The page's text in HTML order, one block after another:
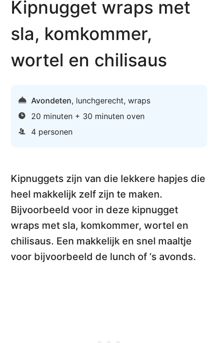
Kipnugget wraps met
sla, komkommer,
wortel en chilisaus
Avondeten, lunchgerecht,wraps
20 minuten + 30 minuten oven
4 personen
Kipnuggets zijn van die lekkere hapjes die
heel makkelijk zelf zijn te maken.
Bijvoorbeeld voor in deze kipnugget
wraps met sla, komkommer, wortel en
chilisaus. Een makkelijk en snel maaltje
voor bijvoorbeeld de lunch of ‘s avonds.